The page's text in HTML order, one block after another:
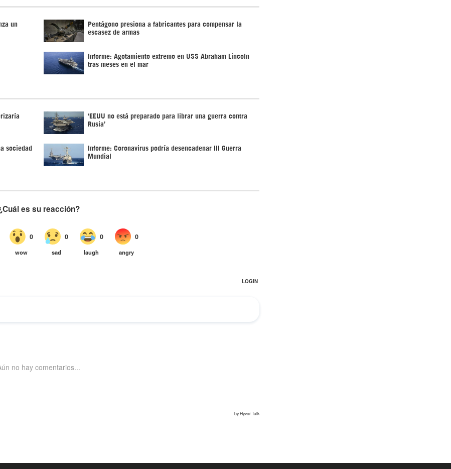
un Pentágono presiona a fabricantes para compensar la
escasez de armas
Informe: Agotamiento extremo en USS Abraham Lincoln
tras meses en el mar
‘EEUU no está preparado para librar una guerra contra
Rusia’
sociedad Informe: Coronavirus podría desencadenar III Guerra
Mundial